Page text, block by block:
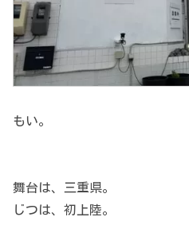
もい。
舞台は、三重県。
じつは、初上陸。